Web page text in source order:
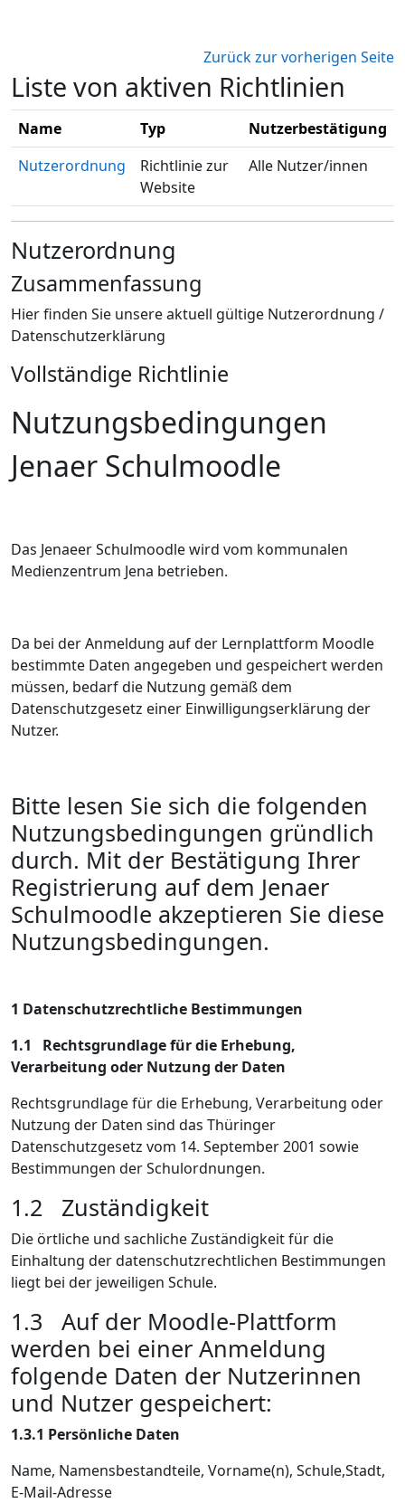
Zurück zur vorherigen Seite
Liste von aktiven Richtlinien
Name Typ
Nutzerbestätigung
Nutzerordnung
Richtlinie zur
Website
Alle Nutzer/innen
Nutzerordnung
Zusammenfassung
Hier finden Sie unsere aktuell gültige Nutzerordnung /
Datenschutzerklärung
Vollständige Richtlinie
Nutzungsbedingungen
Jenaer Schulmoodle
Das Jenaeer Schulmoodle wird vom kommunalen
Medienzentrum Jena betrieben.
Da bei der Anmeldung auf der Lernplattform Moodle
bestimmte Daten angegeben und gespeichert werden
müssen, bedarf die Nutzung gemäß dem
Datenschutzgesetz einer Einwilligungserklärung der
Nutzer.
Bitte lesen Sie sich die folgenden
Nutzungsbedingungen gründlich
durch. Mit der Bestätigung Ihrer
Registrierung auf dem Jenaer
Schulmoodle akzeptieren Sie diese
Nutzungsbedingungen.
1 Datenschutzrechtliche Bestimmungen
1.1 Rechtsgrundlage für die Erhebung,
Verarbeitung oder Nutzung der Daten
Rechtsgrundlage für die Erhebung, Verarbeitung oder
Nutzung der Daten sind das Thüringer
Datenschutzgesetz vom 14. September 2001 sowie
Bestimmungen der Schulordnungen.
1.2 Zuständigkeit
Die örtliche und sachliche Zuständigkeit für die
Einhaltung der datenschutzrechtlichen Bestimmungen
liegt bei der jeweiligen Schule.
1.3 Auf der Moodle-Plattform
werden bei einer Anmeldung
folgende Daten der Nutzerinnen
und Nutzer gespeichert:
1.3.1 Persönliche Daten
Name, Namensbestandteile, Vorname(n), Schule,Stadt,
E-Mail-Adresse